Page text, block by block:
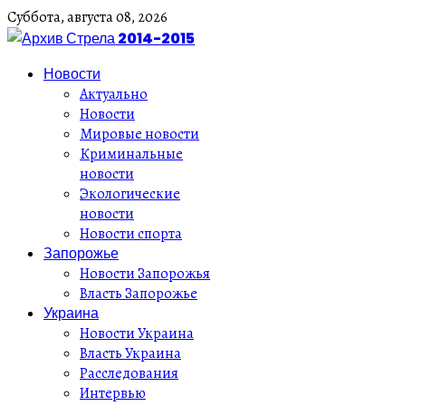
Суббота,августа08, 2026
Новости
Актуально
Новости
Мировые новости
Криминальные
новости
Экологические
новости
Новости спорта
Запорожье
Новости Запорожья
Власть Запорожье
Украина
Новости Украина
Власть Украина
Расследования
Интервью